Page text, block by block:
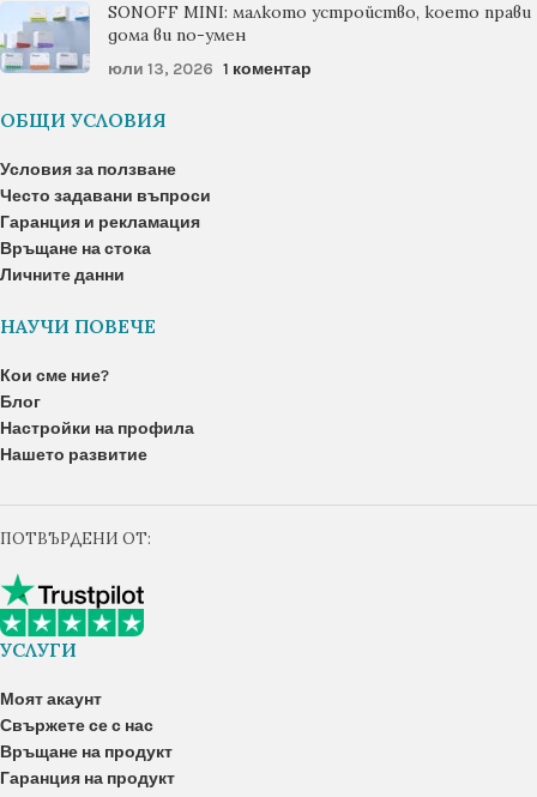
SONOFF MINI: малкото устройство, което прави
дома ви по-умен
юли 13, 2026 1 коментар
ОБЩИ УСЛОВИЯ
Условия за ползване
Често задавани въпроси
Гаранция и рекламация
Връщане на стока
Личните данни
НАУЧИ ПОВЕЧЕ
Кои сме ние?
Блог
Настройки на профила
Нашето развитие
ПОТВЪРДЕНИ ОТ:
УСЛУГИ
Моят акаунт
Свържете се с нас
Връщане на продукт
Гаранция на продукт